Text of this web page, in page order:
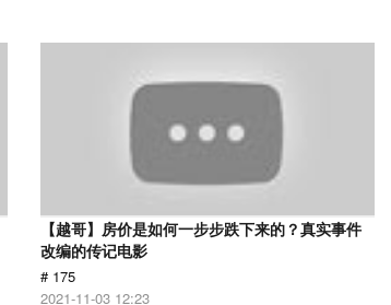
【越哥】房价是如何一步步跌下来的？真实事件
改编的传记电影
# 175
2021-11-03 12:23